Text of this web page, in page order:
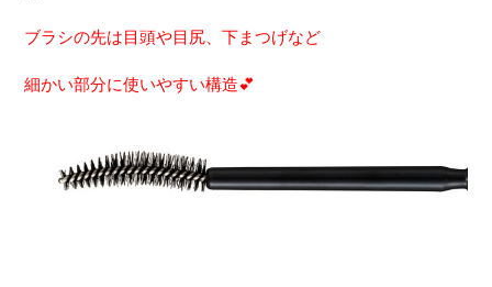
ブラシの先は目頭や目尻、下まつげなど
細かい部分に使いやすい構造💕